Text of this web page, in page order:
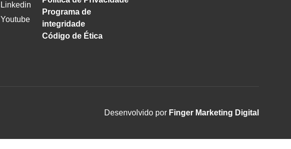
Linkedin
Youtube
Programa de
integridade
Código de Ética
Desenvolvido por Finger Marketing Digital